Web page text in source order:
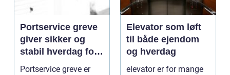
Portservice greve
giver sikker og
stabil hverdag for
porte
Portservice greve er
Elevator som løft
til både ejendom
og hverdag
elevator er for mange